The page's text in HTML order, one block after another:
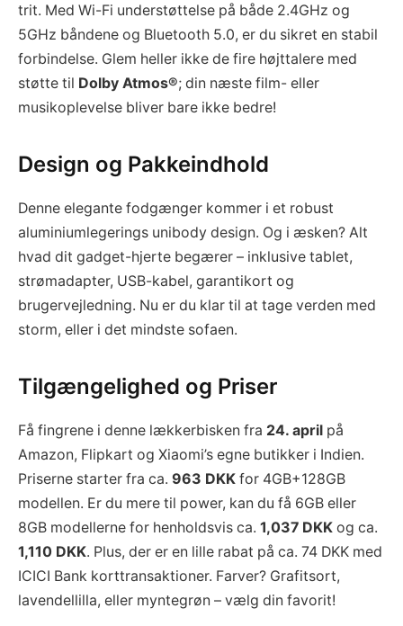
trit. Med Wi-Fi understøttelse på både 2.4GHz og
5GHz båndene og Bluetooth 5.0, er du sikret en stabil
forbindelse. Glem heller ikke de fire højttalere med
støtte til Dolby Atmos®; din næste film- eller
musikoplevelse bliver bare ikke bedre!
Design og Pakkeindhold
Denne elegante fodgænger kommer i et robust
aluminiumlegerings unibody design. Og i æsken? Alt
hvad dit gadget-hjerte begærer – inklusive tablet,
strømadapter, USB-kabel, garantikort og
brugervejledning. Nu er du klar til at tage verden med
storm, eller i det mindste sofaen.
Tilgængelighed og Priser
Få fingrene i denne lækkerbisken fra 24. april på
Amazon, Flipkart og Xiaomi’s egne butikker i Indien.
Priserne starter fra ca. 963 DKK for 4GB+128GB
modellen. Er du mere til power, kan du få 6GB eller
8GB modellerne for henholdsvis ca. 1,037 DKK og ca.
1,110 DKK. Plus, der er en lille rabat på ca. 74 DKK med
ICICI Bank korttransaktioner. Farver? Grafitsort,
lavendellilla, eller myntegrøn – vælg din favorit!